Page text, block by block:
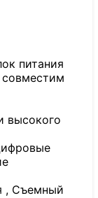
питания
высокого
, Съемный